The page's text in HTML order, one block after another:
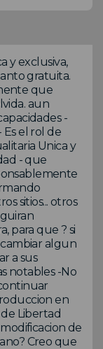
y exclusiva,
gratuita.
que
aun
-
el rol de
Unica y
- que
sitios... otros
para que ? si
cambiar algun
a sus
notables -No
en
Libertad
de
Creo que